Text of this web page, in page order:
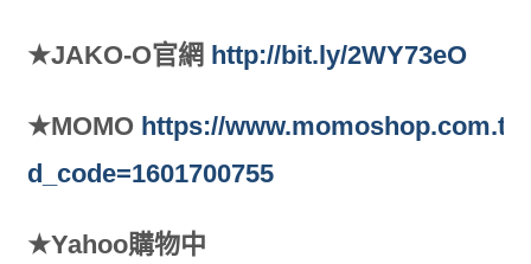
★JAKO-O官網 http://bit.ly/2WY73eO
★MOMO https://
d_code=1601700755
★Yahoo購物中